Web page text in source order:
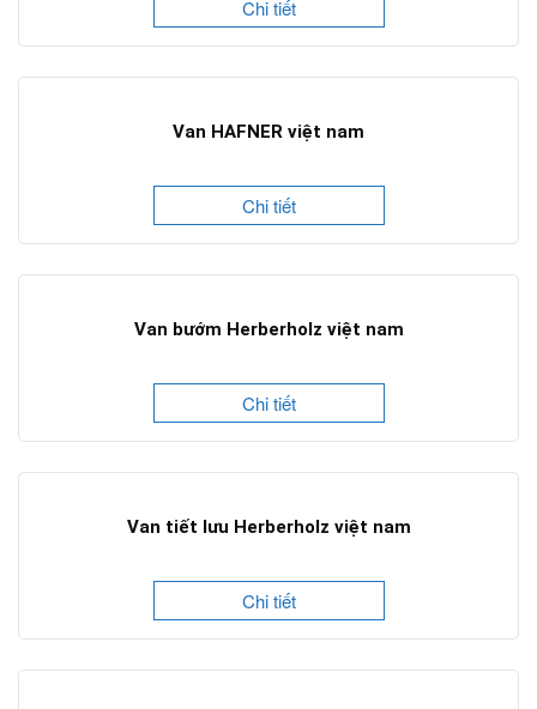
Chi tiết
Van HAFNER việt nam
Chi tiết
Van bướm Herberholz việt nam
Chi tiết
Van tiết lưu Herberholz việt nam
Chi tiết